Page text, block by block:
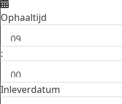
Ophaaltijd
:
Inleverdatum